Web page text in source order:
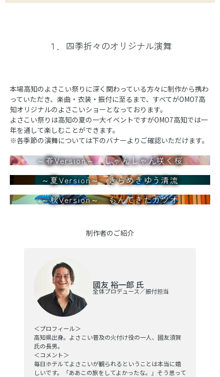
１．四季折々のオリジナル演舞
本場高知のよさこい祭りに深く関わっている方々に制作から携わ
っていただき、楽曲・衣装・振付に至るまで、すべてがOMO7高
知オリジナルのよさこいショーとなっております。
よさこい祭りは高知の夏の一大イベントですがOMO7高知では一
年を通して楽しむことができます。
※各季節の演舞については下のバナーよりご確認いただけます。
～春Version～ しゃんしゃん咲く桜
～夏Version～ きらめきゆう清流
～秋Version～ もんてきたカツオ
制作者のご紹介
國友 裕一郎 氏
全体プロデュース／振付担当
＜プロフィール＞
高知県出身。よさこい普及の火付け役の一人、國友須賀
氏の長男。
＜コメント＞
毎日ホテルてよさこいが観られるということは本当に嬉
しいです。「ああこの旅をしてよかったな。」そう思って